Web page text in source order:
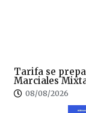
Tarifa se
Marciales
08/08/2026